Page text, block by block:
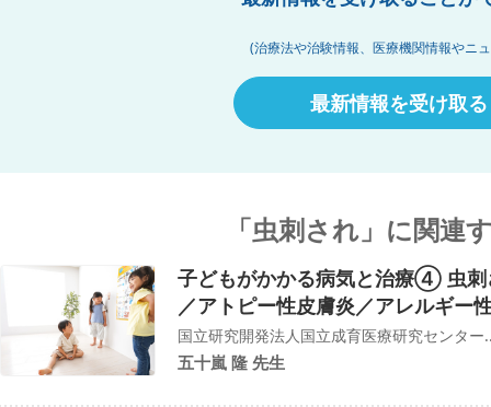
(治療法や治験情報、医療機関情報やニ
最新情報を受け取る
「虫刺され」に関連
子どもがかかる病気と治療④ 虫刺
／アトピー性皮膚炎／アレルギー
国立研究開発法人国立成育医療研究センター
五十嵐 隆 先生